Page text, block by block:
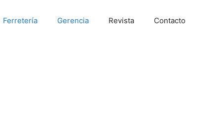
Ferretería Gerencia Revista Contacto